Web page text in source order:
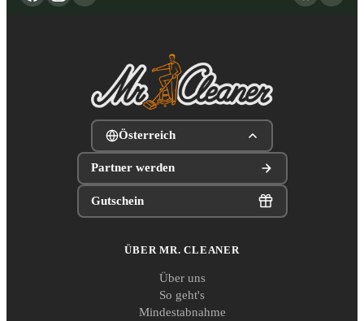
Österreich
Partner werden
Gutschein
ÜBER MR. CLEANER
Über uns
So geht's
Mindestabnahme